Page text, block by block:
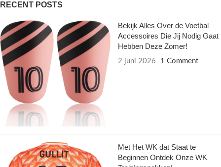
RECENT POSTS
Bekijk Alles Over de Voetbal
Accessoires Die Jij Nodig Gaat
Hebben Deze Zomer!
2 juni 2026 1 Comment
Met Het WK dat Staat te
Beginnen Ontdek Onze WK